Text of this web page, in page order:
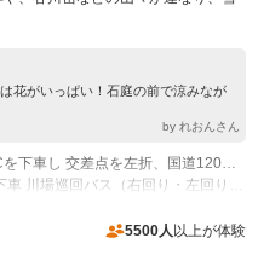
花がいっぱい！石庭の前で涼みなが
by れおんさん
受付
5500人 以上が体験